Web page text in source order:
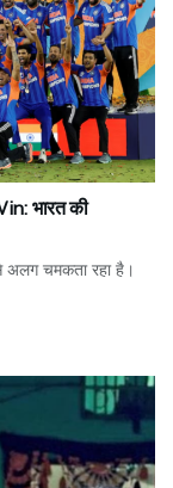
भारत की
चमकता रहा है।